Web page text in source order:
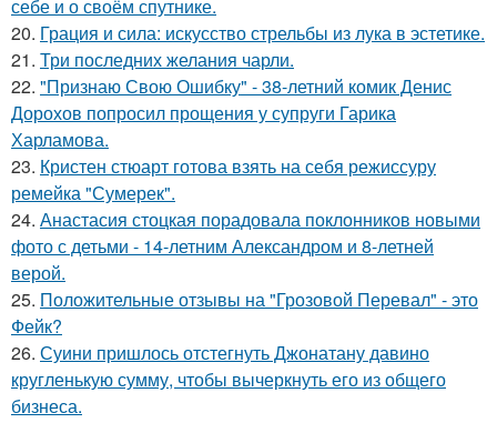
себе и о своём спутнике.
20. Грация и сила: искусство стрельбы из лука в эстетике.
21. Три последних желания чарли.
22. "Признаю Свою Ошибку" - 38-летний комик Денис
Дорохов попросил прощения у супруги Гарика
Харламова.
23. Кристен стюарт готова взять на себя режиссуру
ремейка "Сумерек".
24. Анастасия стоцкая порадовала поклонников новыми
фото с детьми - 14-летним Александром и 8-летней
верой.
25. Положительные отзывы на "Грозовой Перевал" - это
Фейк?
26. Суини пришлось отстегнуть Джонатану давино
кругленькую сумму, чтобы вычеркнуть его из общего
бизнеса.